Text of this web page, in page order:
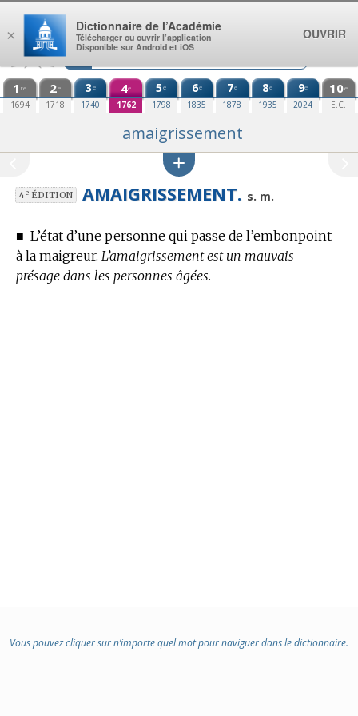
Aller au contenu
1 re
1694
2e
1718
3e
1740
4e
1762
5e
1798
6e
1835
7e
1878
8e
1935
9e
2024
10e
E.C.
amaigrissement
4eÉDITION AMAIGRISSEMENT. s. m.
■ L’état d’une personne qui passe de l’embonpoint
à la maigreur. L’amaigrissement est un mauvais
présage dans les personnes âgées.
Vous pouvez cliquer sur n’importe quel mot pour naviguer dans le dictionnaire.
×
Dictionnaire de l’Académie
Télécharger ou ouvrir l’application
Disponible sur Android et iOS
OUVRIR